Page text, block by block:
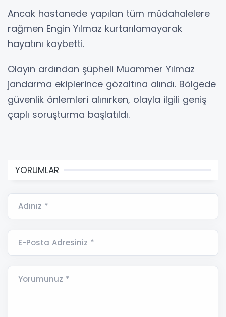
Ancak hastanede yapılan tüm müdahalelere
rağmen Engin Yılmaz kurtarılamayarak
hayatını kaybetti.
Olayın ardından şüpheli Muammer Yılmaz
jandarma ekiplerince gözaltına alındı. Bölgede
güvenlik önlemleri alınırken, olayla ilgili geniş
çaplı soruşturma başlatıldı.
YORUMLAR
Adınız *
E-Posta Adresiniz *
Yorumunuz *